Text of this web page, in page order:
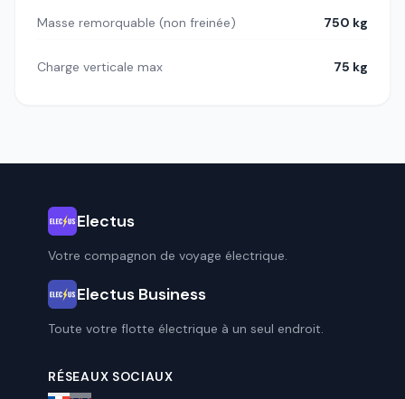
Masse remorquable (non freinée) 750 kg
Charge verticale max 75 kg
Electus
Votre compagnon de voyage électrique.
Electus Business
Toute votre flotte électrique à un seul endroit.
RÉSEAUX SOCIAUX